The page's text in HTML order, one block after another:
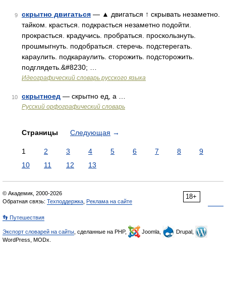
9 скрытно двигаться — ▲ двигаться ↑ скрывать незаметно.
тайком. красться. подкрасться незаметно подойти.
прокрасться. крадучись. пробраться. проскользнуть.
прошмыгнуть. подобраться. стеречь. подстерегать.
караулить. подкараулить. сторожить. подсторожить.
подглядеть.&#8230; …
Идеографический словарь русского языка
10 скрытноед — скрытно ед, а …
Русский орфографический словарь
Страницы Следующая →
1 2 3 4 5 6 7 8
9
10
11 12 13
18+
© Академик, 2000-2026
Обратная связь: Техподдержка Реклама на сайте
👣 Путешествия
Экспорт словарей на сайты , сделанные на PHP, Joomla,
Drupal,
WordPress, MODx.